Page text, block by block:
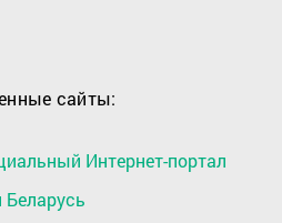
сайты:
Интернет-портал
Беларусь